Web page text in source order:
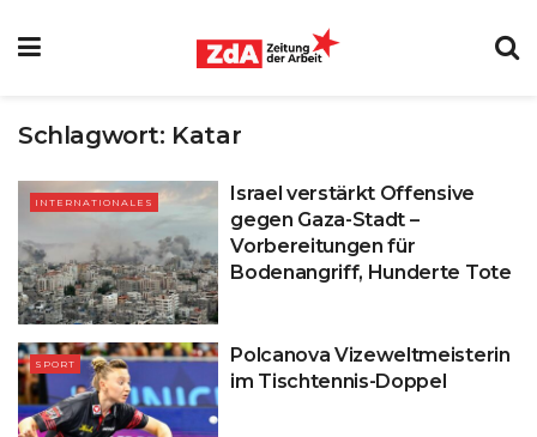
Schlagwort: Katar
INTERNATIONALES
Israel verstärkt Offensive
gegen Gaza-Stadt –
Vorbereitungen für
Bodenangriff, Hunderte Tote
SPORT
Polcanova Vizeweltmeisterin
im Tischtennis-Doppel